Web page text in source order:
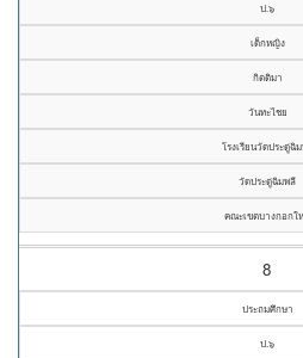
ป.๖
เด็กหญิง
กิตติมา
วันทะไชย
โรงเรียนวัดประดู่ฉิ
วัดประดู่ฉิมพลี
คณะเขตบางกอกใ
8
ประถมศึกษา
ป.๖